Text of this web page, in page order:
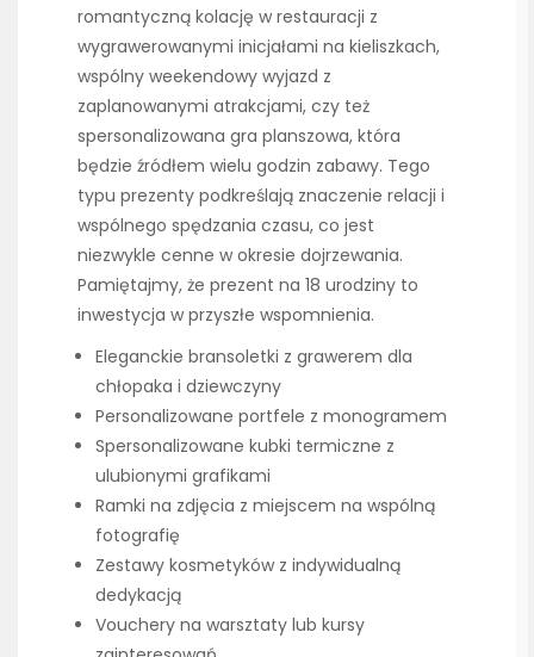
romantyczną kolację w restauracji z
wygrawerowanymi inicjałami na kieliszkach,
wspólny weekendowy wyjazd z
zaplanowanymi atrakcjami, czy też
spersonalizowana gra planszowa, która
będzie źródłem wielu godzin zabawy. Tego
typu prezenty podkreślają znaczenie relacji i
wspólnego spędzania czasu, co jest
niezwykle cenne w okresie dojrzewania.
Pamiętajmy, że prezent na 18 urodziny to
inwestycja w przyszłe wspomnienia.
Eleganckie bransoletki z grawerem dla
chłopaka i dziewczyny
Personalizowane portfele z monogramem
Spersonalizowane kubki termiczne z
ulubionymi grafikami
Ramki na zdjęcia z miejscem na wspólną
fotografię
Zestawy kosmetyków z indywidualną
dedykacją
Vouchery na warsztaty lub kursy